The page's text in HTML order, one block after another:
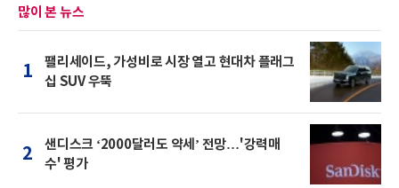
많이 본 뉴스
1
팰리세이드, 가성비로 시장 열고 현대차 플래그
십 SUV 우뚝
2
샌디스크 ‘2000달러도 약세’ 전망…'강력매
수' 평가